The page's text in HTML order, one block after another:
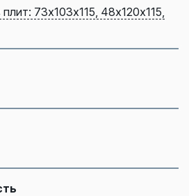
73х103х115, 48х120х115,